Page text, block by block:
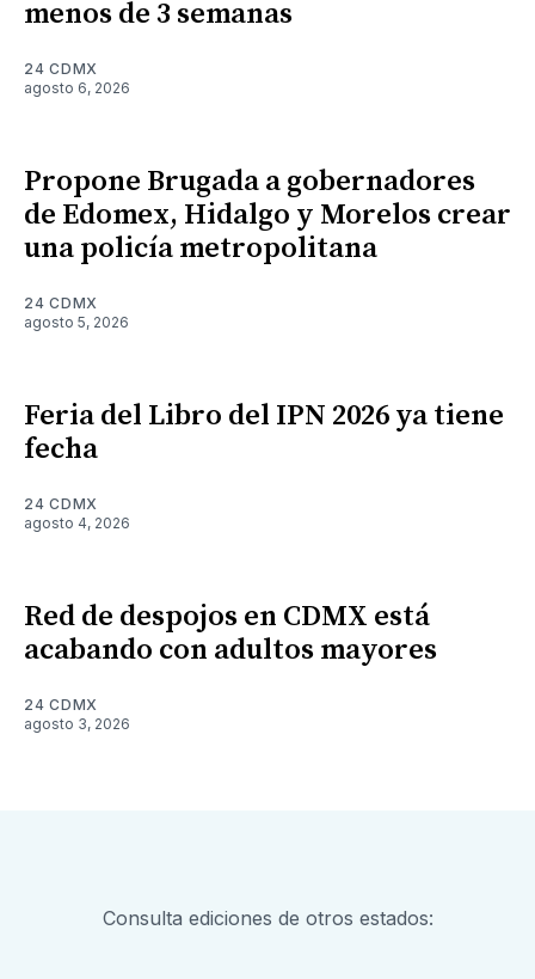
menos de 3 semanas
24 CDMX
agosto 6, 2026
Propone Brugada a gobernadores
de Edomex, Hidalgo y Morelos crear
una policía metropolitana
24 CDMX
agosto 5, 2026
Feria del Libro del IPN 2026 ya tiene
fecha
24 CDMX
agosto 4, 2026
Red de despojos en CDMX está
acabando con adultos mayores
24 CDMX
agosto 3, 2026
Consulta ediciones de otros estados: